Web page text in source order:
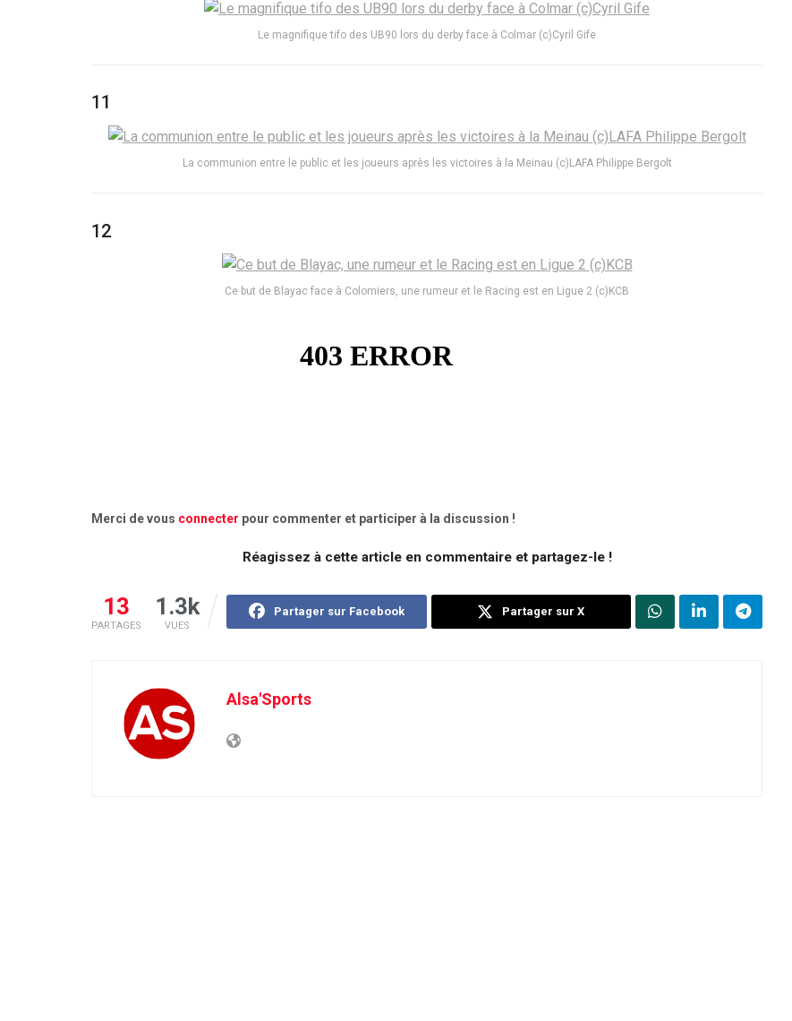
Le magnifique tifo des UB90 lors du derby face à Colmar (c)Cyril Gife
11
La communion entre le public et les joueurs après les victoires à la Meinau (c)LAFA Philippe Bergolt
12
Ce but de Blayac face à Colomiers, une rumeur et le Racing est en Ligue 2 (c)KCB
Merci de vous connecter pour commenter et participer à la discussion !
Réagissez à cette article en commentaire et partagez-le !
13
PARTAGES
1.3k
VUES
Partager sur Facebook Partager sur X
Alsa'Sports